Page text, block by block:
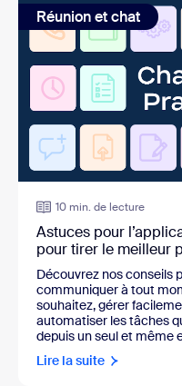
Réunion et chat
10 min. de lecture
Astuces pour
pour tirer le meilleur
Découvrez nos conseils
communiquer à tout
souhaitez, gérer
automatiser les tâches
depuis un seul et même
Lire la suite